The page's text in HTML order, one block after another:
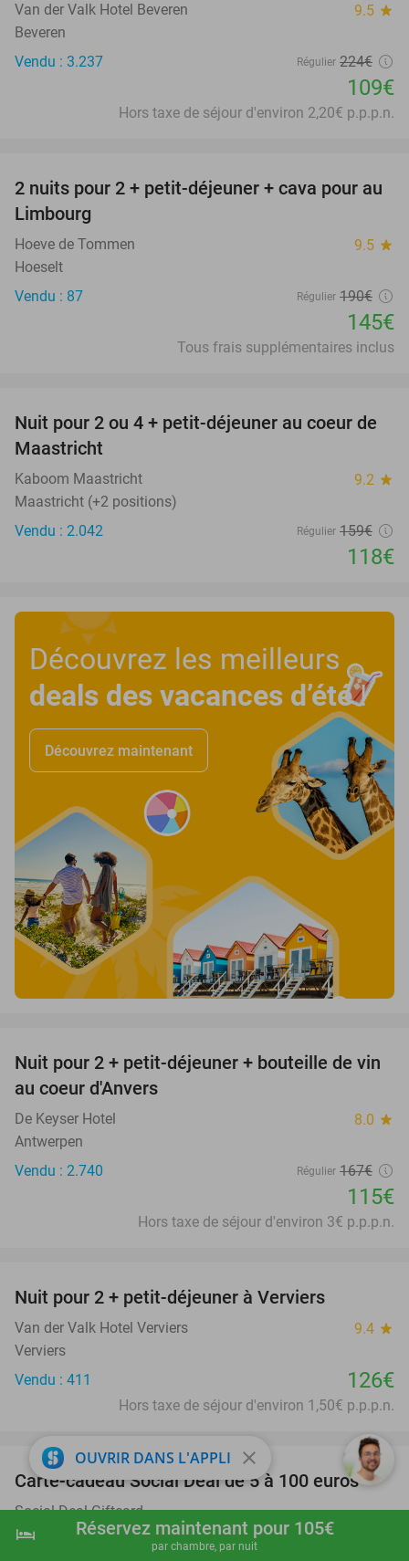
shopping_cart Réserver maintenant
hotel Réservez maintenant pour 105€
par chambre, par nuit
Van der Valk Hotel Beveren 9.5 star
Beveren
Vendu : 3.237
Régulier 224€
109€
Hors taxe de séjour d'environ 2,20€ p.p.p.n.
24%
2 nuits pour 2 + petit-déjeuner + cava pour au
Limbourg
Hoeve de Tommen 9.5 star
Hoeselt
Vendu : 87
Régulier 190€
145€
Tous frais supplémentaires inclus
26%
Nuit pour 2 ou 4 + petit-déjeuner au coeur de
Maastricht
Kaboom Maastricht 9.2 star
Maastricht (+2 positions)
Vendu : 2.042
Régulier 159€
118€
Découvrez les meilleurs
deals des vacances d’été!
Découvrez maintenant
31%
Nuit pour 2 + petit-déjeuner + bouteille de vin
au coeur d'Anvers
De Keyser Hotel 8.0 star
Antwerpen
Vendu : 2.740
Régulier 167€
115€
Hors taxe de séjour d'environ 3€ p.p.p.n.
Nuit pour 2 + petit-déjeuner à Verviers
Van der Valk Hotel Verviers 9.4 star
Verviers
Vendu : 411
126€
Hors taxe de séjour d'environ 1,50€ p.p.p.n.
favorite_border
Carte-cadeau Social Deal de 5 à 100 euros
Social Deal Giftcard
Online
OUVRIR DANS L'APPLI close